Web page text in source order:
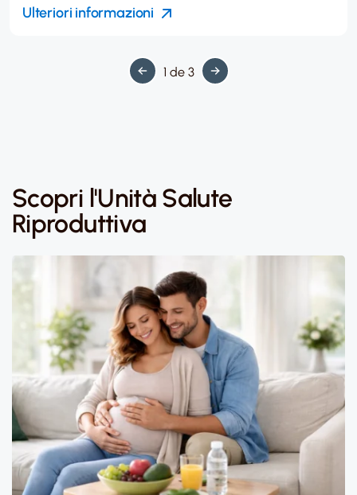
Ulteriori informazioni
1 de 3
Scopri l'Unità Salute
Riproduttiva